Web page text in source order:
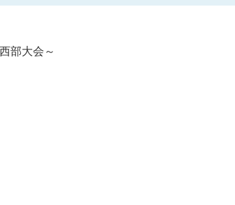
部大会～